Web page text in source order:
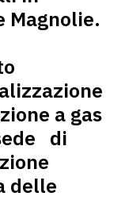
Magnolie.
a gas
di
delle